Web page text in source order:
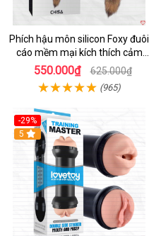
Phích hậu môn silicon Foxy đuôi
cáo mềm mại kích thích cảm
giác mới
550.000₫ 625.000₫
(965)
-29%
Hot
5